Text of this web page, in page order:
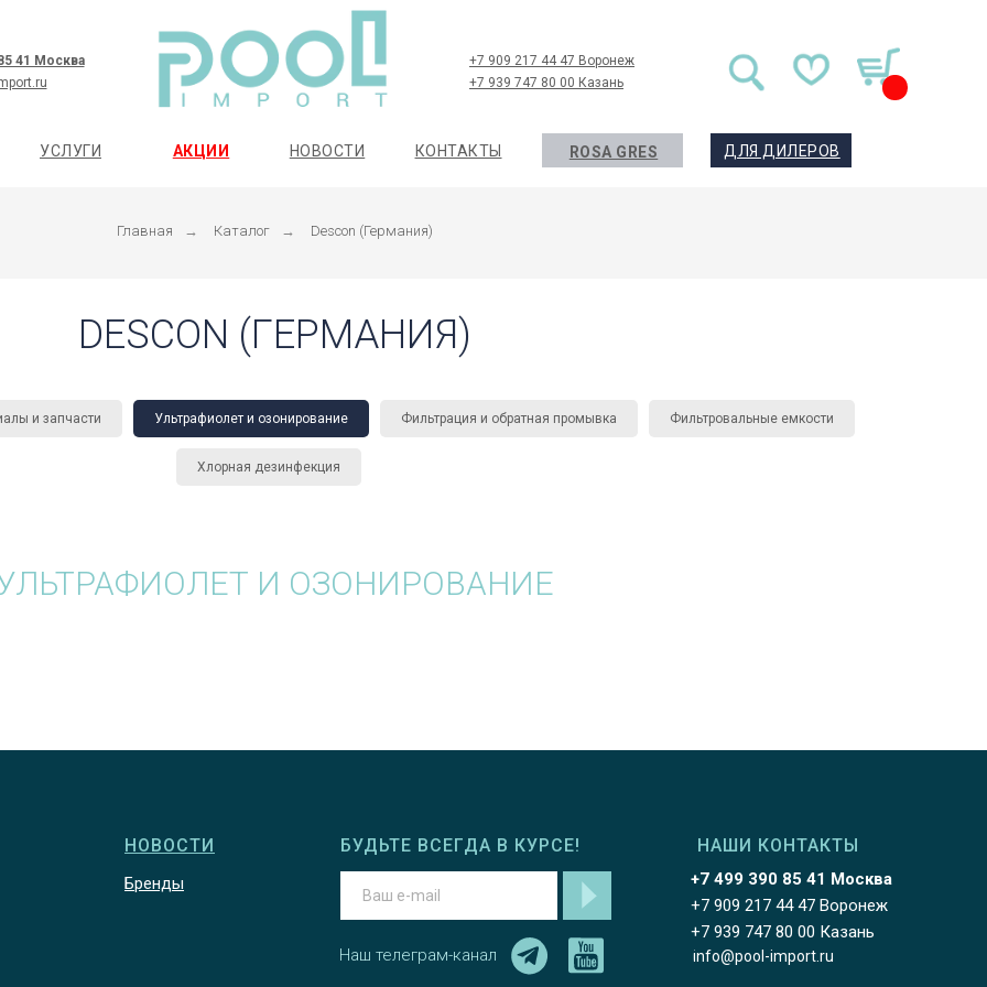
АКЦИИ НОВОСТИ КОНТАКТЫ ДЛЯ ДИЛЕРОВ
ROSA GRES
УСЛУГИ
41 Москва
+7 939 747 80 00 Казань
+7 909 217 44 47 Воронеж
Главная → Каталог → Descon (Германия)
DESCON (ГЕРМАНИЯ)
и запчасти Ультрафиолет и озонирование Фильтрация и обратная промывка Фильтровальные емкости
Хлорная дезинфекция
И ОЗОНИРОВАНИЕ
НОВОСТИ
Бренды
Наш телеграм-канал
БУДЬТЕ ВСЕГДА В КУРСЕ!
+7 499 390 85 41 Москва
НАШИ КОНТАКТЫ
+7 909 217 44 47 Воронеж
+7 939 747 80 00 Казань
info@pool-import.ru